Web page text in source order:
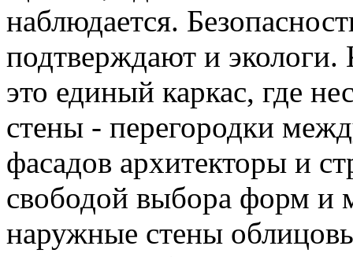
наблюдается.
подтверждают и
это единый каркас, где
стены - перегородки
фасадов архитекторы и
свободой выбора форм и
наружные стены